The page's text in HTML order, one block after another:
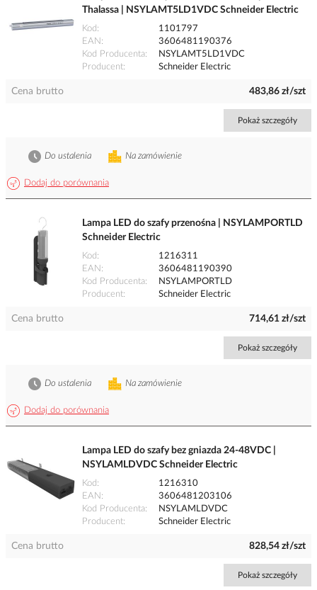
Thalassa | NSYLAMT5LD1VDC Schneider Electric
Kod
1101797
EAN
3606481190376
Kod Producenta
NSYLAMT5LD1VDC
Producent
Schneider Electric
Cena brutto 483,86 zł/szt
Pokaż szczegóły
Dodaj do porównania
Na zamówienie
Do ustalenia
Lampa LED do szafy przenośna | NSYLAMPORTLD
Schneider Electric
Kod
1216311
EAN
3606481190390
Kod Producenta
NSYLAMPORTLD
Producent
Schneider Electric
Cena brutto 714,61 zł/szt
Pokaż szczegóły
Dodaj do porównania
Na zamówienie
Do ustalenia
Lampa LED do szafy bez gniazda 24-48VDC |
NSYLAMLDVDC Schneider Electric
Kod
1216310
EAN
3606481203106
Kod Producenta
NSYLAMLDVDC
Producent
Schneider Electric
Cena brutto 828,54 zł/szt
Pokaż szczegóły